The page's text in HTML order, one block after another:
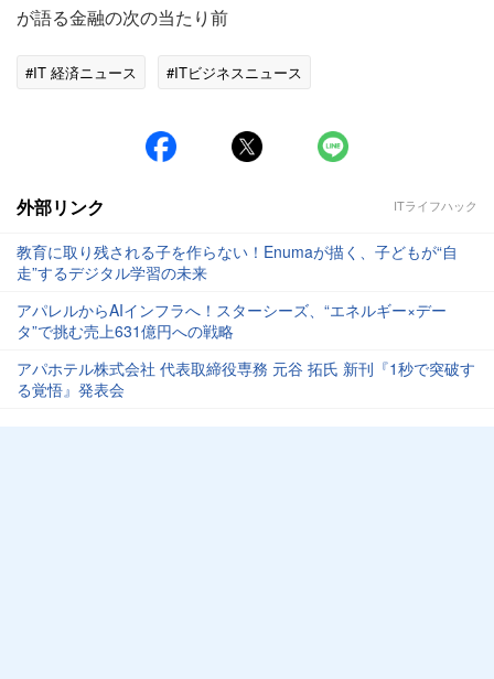
が語る金融の次の当たり前
#IT 経済ニュース #ITビジネスニュース
外部リンク ITライフハック
教育に取り残される子を作らない！Enumaが描く、子どもが“自
走”するデジタル学習の未来
アパレルからAIインフラへ！スターシーズ、“エネルギー×デー
タ”で挑む売上631億円への戦略
アパホテル株式会社 代表取締役専務 元谷 拓氏 新刊『1秒で突破す
る覚悟』発表会